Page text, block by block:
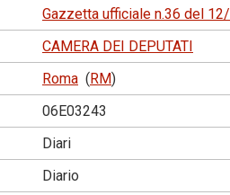
Gazzetta ufficiale n.36 del
CAMERA DEI DEPUTATI
Roma (RM)
06E03243
Diari
Diario